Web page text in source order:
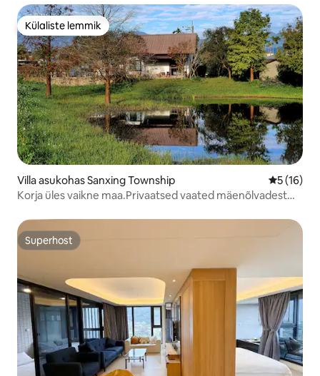
magav tofu voodipesu
Külaliste lemmik
Külaliste lemmik
Villa asukohas Sanxing Township Keskmine
5 (16)
Korja üles vaikne maa.Privaatsed vaated mäenõlvadest
Superhost
Superhost